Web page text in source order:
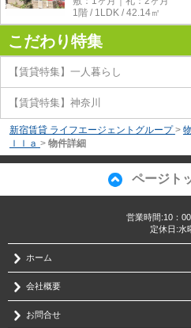
1階 / 1LDK / 42.14㎡
こだわり特集
【賃貸特集】一人暮らし
【賃貸特集】神奈川
新宿賃貸 ライフエージェントグループ >
ｌｌａ > 物件詳細
ページト
営業時間:10：
定休日:水
ホーム
会社概要
お問合せ